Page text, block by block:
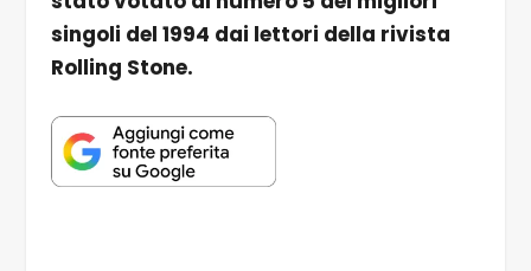
singoli del 1994 dai lettori della rivista
Rolling Stone.